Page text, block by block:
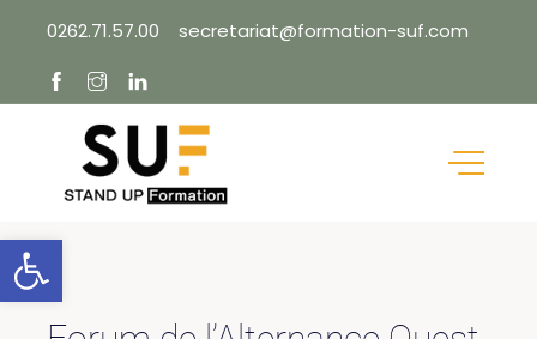
content
0262.71.57.00 secretariat@formation-suf.com
Ouvrir la barre d’outils